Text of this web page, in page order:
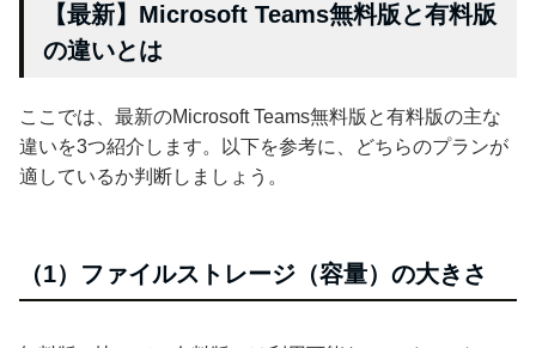
【最新】Microsoft Teams無料版と有料版
の違いとは
ここでは、最新のMicrosoft Teams無料版と有料版の主な
違いを3つ紹介します。以下を参考に、どちらのプランが
適しているか判断しましょう。
（1）ファイルストレージ（容量）の大きさ